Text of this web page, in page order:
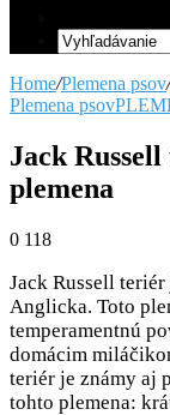
Article
Home/Plemena psov/
Plemena psov
Jack
plemena
0 118
Jack Russell
Anglicka. Toto
temperamentnú
domácim
teriér je známy aj
tohto plemena: